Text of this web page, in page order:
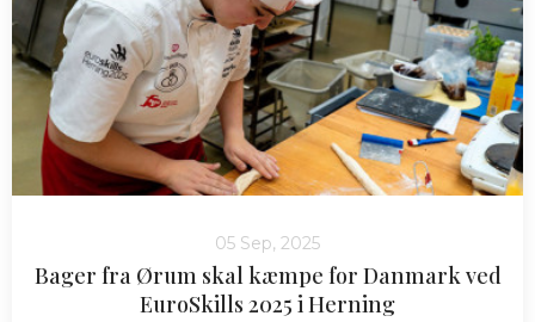
05 Sep, 2025
Bager fra Ørum skal kæmpe for Danmark ved
EuroSkills 2025 i Herning